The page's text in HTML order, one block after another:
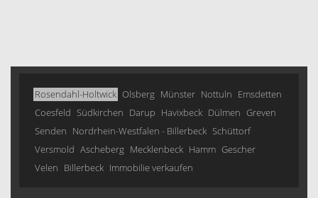
Rosendahl-Holtwick Olsberg Münster Nottuln Emsdetten
Coesfeld Südkirchen Darup Havixbeck Dülmen Greven
Senden Nordrhein-Westfalen - Billerbeck Schüttorf
Versmold Ascheberg Mecklenbeck Hamm Gescher
Velen Billerbeck Immobilie verkaufen